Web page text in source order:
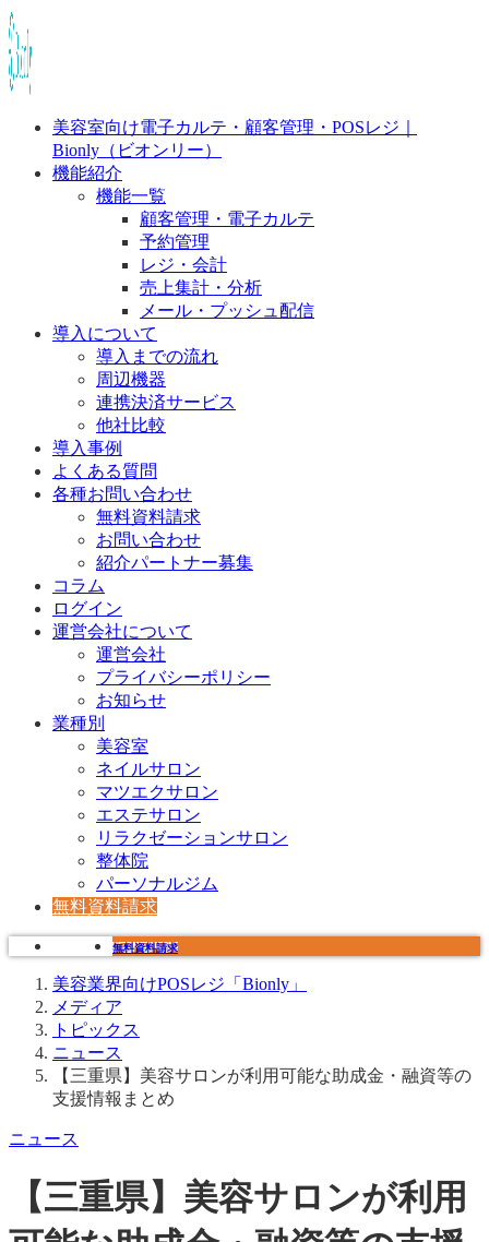
美容室向け電子カルテ・顧客管理・POSレジ｜
Bionly（ビオンリー）
機能紹介
機能一覧
顧客管理・電子カルテ
予約管理
レジ・会計
売上集計・分析
メール・プッシュ配信
導入について
導入までの流れ
周辺機器
連携決済サービス
他社比較
導入事例
よくある質問
各種お問い合わせ
無料資料請求
お問い合わせ
紹介パートナー募集
コラム
ログイン
運営会社について
運営会社
プライバシーポリシー
お知らせ
業種別
美容室
ネイルサロン
マツエクサロン
エステサロン
リラクゼーションサロン
整体院
パーソナルジム
無料資料請求
無料資料請求
メディア
トピックス
ニュース
【三重県】美容サロンが利用可能な助成金・融資等の
支援情報まとめ
ニュース
【三重県】美容サロンが利用